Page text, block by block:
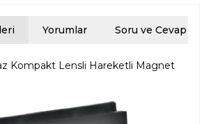
Yorumlar Soru ve Cevap
Kompakt Lensli Hareketli Magnet